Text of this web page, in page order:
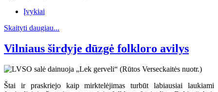
Įvykiai
Skaityti daugiau...
Vilniaus širdyje dūzgė folkloro avilys
Štai ir praskriejo kaip mirktelėjimas turbūt labiausiai laukiami